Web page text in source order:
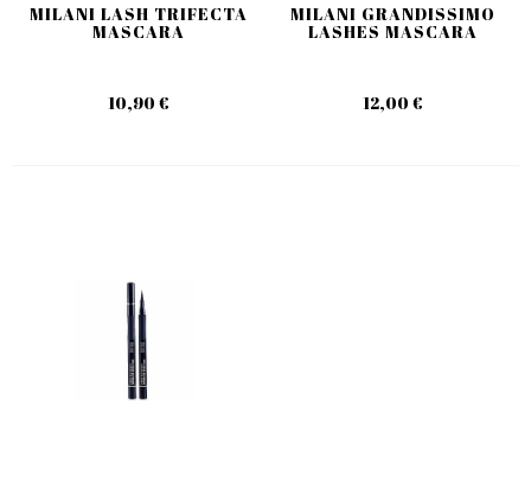
MILANI LASH TRIFECTA
MASCARA
10,90 €
MILANI GRANDISSIMO
LASHES MASCARA
12,00 €